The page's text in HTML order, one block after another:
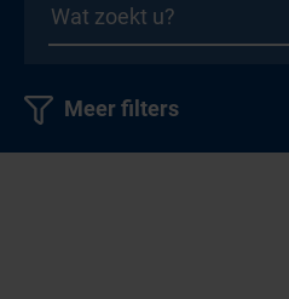
Meer filters